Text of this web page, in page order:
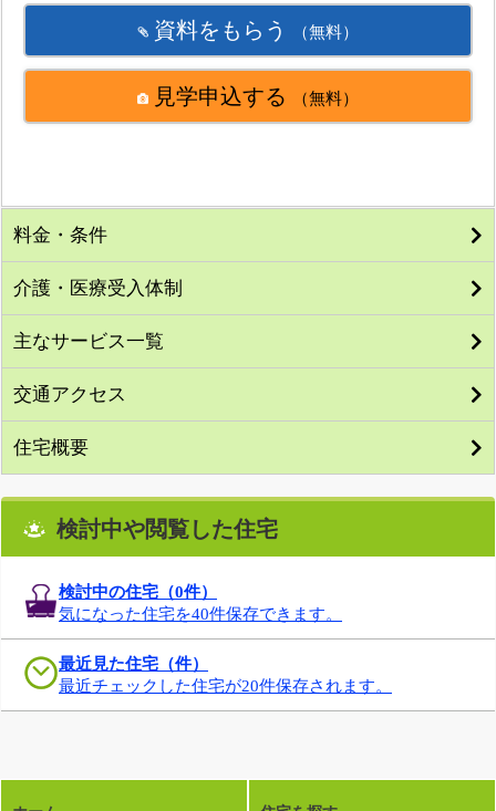
資料をもらう （無料）
見学申込する （無料）
料金・条件
介護・医療受入体制
主なサービス一覧
交通アクセス
住宅概要
検討中や閲覧した住宅
検討中の住宅（0件）
気になった住宅を40件保存できます。
最近見た住宅（件）
最近チェックした住宅が20件保存されます。